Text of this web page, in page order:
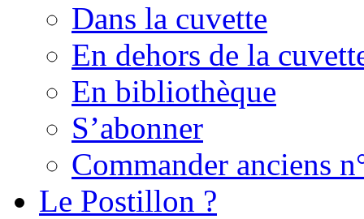
Dans la cuvette
En dehors de la
En bibliothèque
S’abonner
Commander anciens
Le Postillon ?